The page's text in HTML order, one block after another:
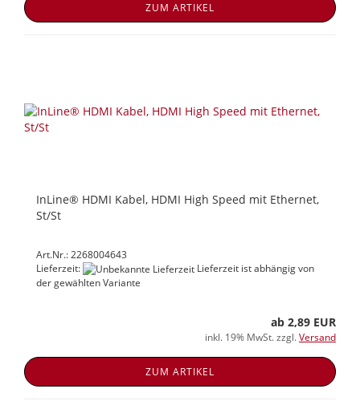
ZUM ARTIKEL
InLine® HDMI Kabel, HDMI High Speed mit Ethernet,
St/St
Art.Nr.: 2268004643
Lieferzeit:
Lieferzeit ist abhängig von
der gewählten Variante
ab 2,89 EUR
inkl. 19% MwSt. zzgl.Versand
ZUM ARTIKEL